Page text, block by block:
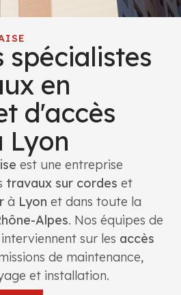
spécialistes
en
d'accès
Lyon
est une entreprise
travaux sur cordes et
à Lyon et dans toute la
Alpes. Nos équipes de
sur les accès
de maintenance,
et installation.